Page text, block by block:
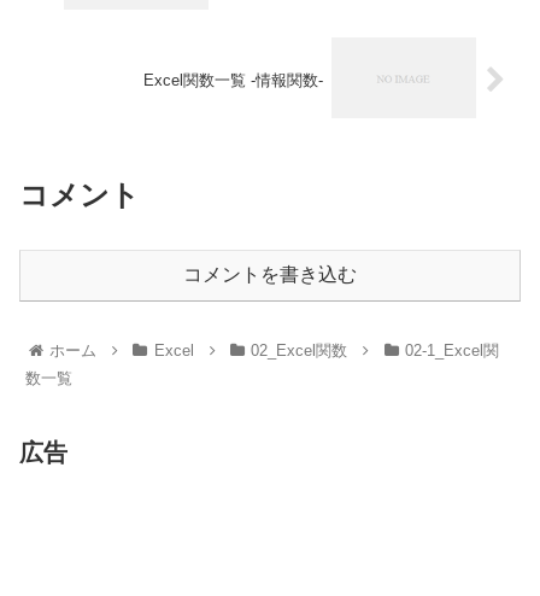
Excel関数一覧 -情報関数-
コメント
コメントを書き込む
ホーム Excel 02_Excel関数
02-1_Excel関
数一覧
広告